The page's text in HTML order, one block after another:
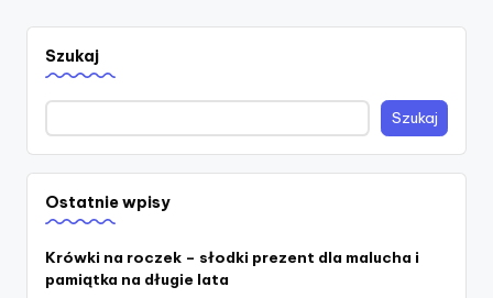
wpisów
Szukaj
Szukaj
Ostatnie wpisy
Krówki na roczek – słodki prezent dla malucha i
pamiątka na długie lata